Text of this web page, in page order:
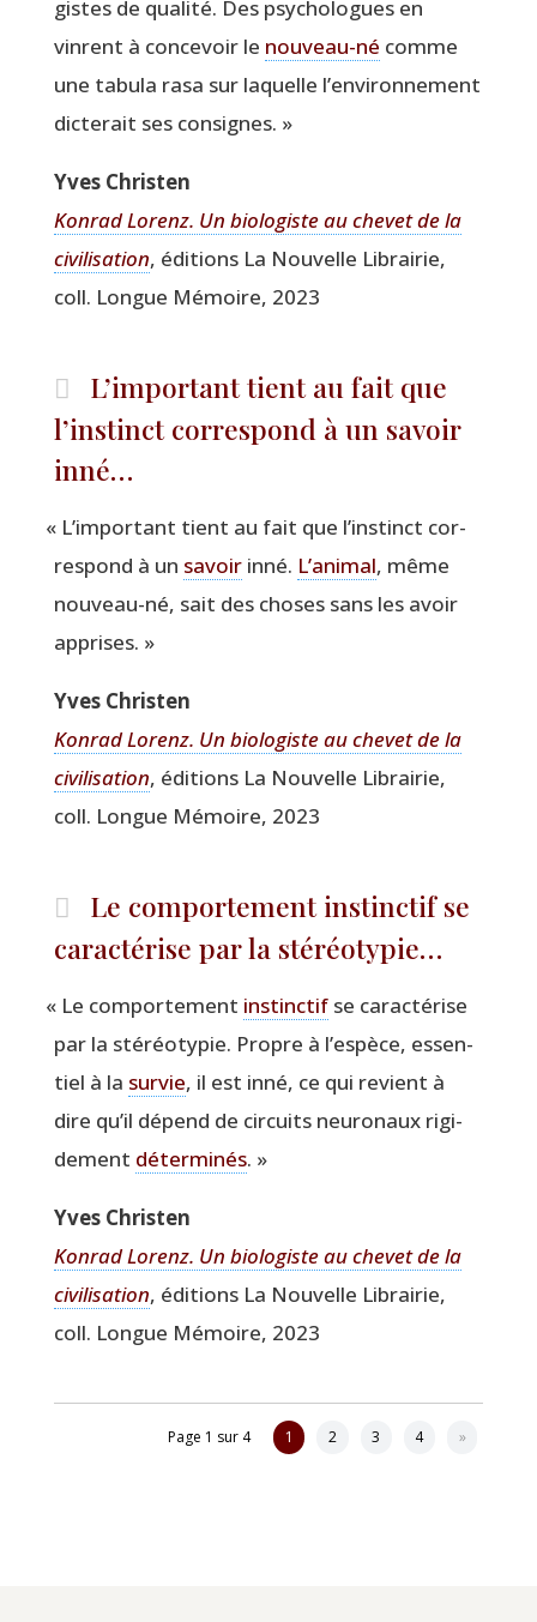
gistes de qua­li­té. Des psy­cho­logues en
vinrent à conce­voir le nou­veau-né comme
une tabu­la rasa sur laquelle l’environnement
dic­te­rait ses consignes. »
Yves Chris­ten
Kon­rad Lorenz. Un bio­lo­giste au che­vet de la
civi­li­sa­tion, édi­tions La Nou­velle Librai­rie,
coll. Longue Mémoire, 2023
L’important tient au fait que
l’instinct correspond à un savoir
inné…
« L’important tient au fait que l’instinct cor­
res­pond à un savoirinné. L’animal, même
nou­veau-né, sait des choses sans les avoir
apprises. »
Yves Chris­ten
Kon­rad Lorenz. Un bio­lo­giste au che­vet de la
civi­li­sa­tion, édi­tions La Nou­velle Librai­rie,
coll. Longue Mémoire, 2023
Le comportement instinctif se
caractérise par la stéréotypie…
« Le com­por­te­ment ins­tinc­tif se carac­té­rise
par la sté­réo­ty­pie. Propre à l’espèce, essen­
tiel à la sur­vie, il est inné, ce qui revient à
dire qu’il dépend de cir­cuits neu­ro­naux rigi­
de­ment déter­mi­nés. »
Yves Chris­ten
Kon­rad Lorenz. Un bio­lo­giste au che­vet de la
civi­li­sa­tion, édi­tions La Nou­velle Librai­rie,
coll. Longue Mémoire, 2023
Page 1 sur 4 1 2 3 4 »